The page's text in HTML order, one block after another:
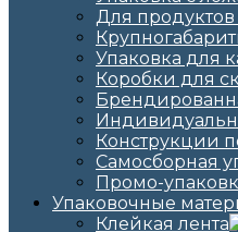
Для продуктов
Упаковка для
Коробки для
Конструкции
Самосборная
Промо-
Упаковочные
Клейкая лента